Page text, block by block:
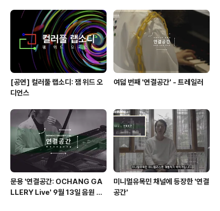
[공연] 컬러풀 랩소디: 잼 위드 오
디언스
여덟 번째 '연결공간' - 트레일러
문용 '연결공간: OCHANG GA
LLERY Live' 9월 13일 음원 발
미니멀유목민 채널에 등장한 '연결
공간'